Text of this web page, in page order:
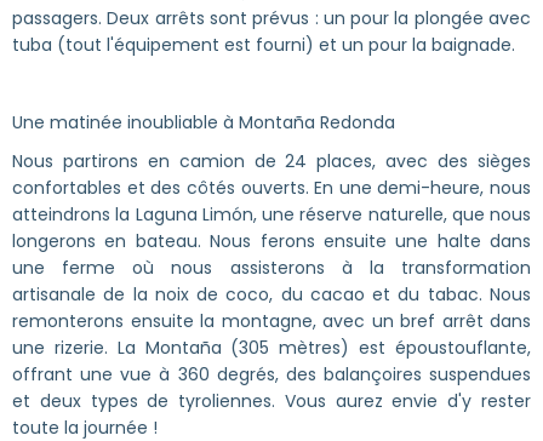
passagers. Deux arrêts sont prévus : un pour la plongée avec
tuba (tout l'équipement est fourni) et un pour la baignade.
Une matinée inoubliable à Montaña Redonda
Nous partirons en camion de 24 places, avec des sièges
confortables et des côtés ouverts. En une demi-heure, nous
atteindrons la Laguna Limón, une réserve naturelle, que nous
longerons en bateau. Nous ferons ensuite une halte dans
une ferme où nous assisterons à la transformation
artisanale de la noix de coco, du cacao et du tabac. Nous
remonterons ensuite la montagne, avec un bref arrêt dans
une rizerie. La Montaña (305 mètres) est époustouflante,
offrant une vue à 360 degrés, des balançoires suspendues
et deux types de tyroliennes. Vous aurez envie d'y rester
toute la journée !